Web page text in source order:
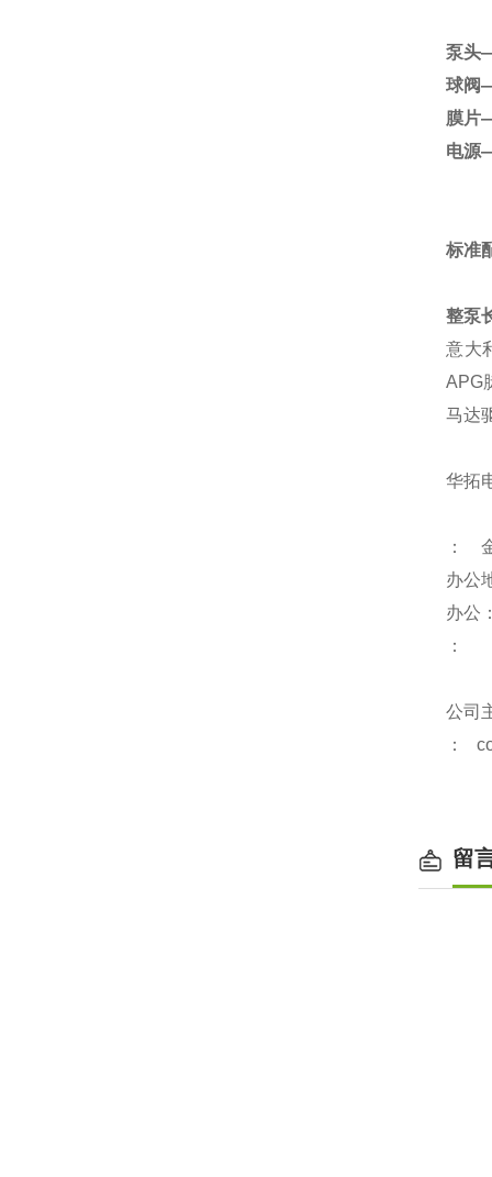
泵头
球阀
膜片
电源
标准
整泵
意大
APG
马达
华拓
：
办公
办公
：
公司
：
留